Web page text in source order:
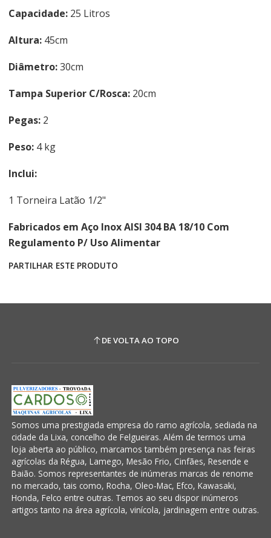
Capacidade:25 Litros
Altura: 45cm
Diâmetro:30cm
Tampa Superior C/Rosca: 20cm
Pegas:2
Peso:4 kg
Inclui:
1 Torneira Latão 1/2"
Fabricados em Aço Inox AISI 304 BA 18/10 Com
Regulamento P/ Uso Alimentar
PARTILHAR ESTE PRODUTO
DE VOLTA AO TOPO
Somos uma prestigiada empresa do ramo agrícola, sediada na
cidade da Lixa, concelho de Felgueiras. Além de termos uma
loja aberta ao público, marcamos também presença nas feiras
agrícolas da Régua, Lamego, Mesão Frio, Cinfães, Resende e
Baião. Somos representantes de inúmeras marcas de renome
no mercado, tais como, Rocha, Oleo-Mac, Efco, Kawasaki,
Honda, Felco entre outras. Temos ao seu dispor inúmeros
artigos tanto na área agrícola, vinícola, jardinagem entre outras.